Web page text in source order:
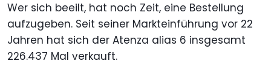
Wer sich beeilt, hat noch Zeit, eine Bestellung
aufzugeben. Seit seiner Markteinführung vor 22
Jahren hat sich der Atenza alias 6 insgesamt
226.437 Mal verkauft.